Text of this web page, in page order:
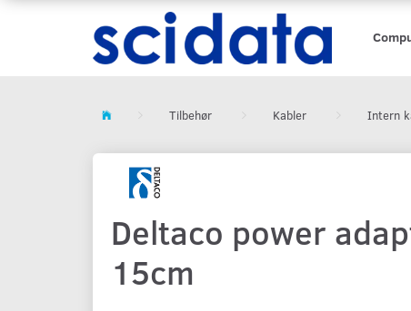
Tilbehør Kabler Intern
Deltaco power
15cm